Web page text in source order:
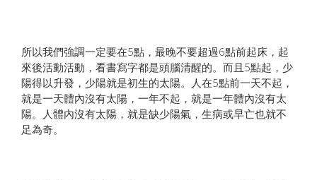
所以我們強調一定要在5點，最晚不要超過6點前起床，起
來後活動活動，看書寫字都是頭腦清醒的。而且5點起，少
陽得以升發，少陽就是初生的太陽。人在5點前一天不起，
就是一天體內沒有太陽，一年不起，就是一年體內沒有太
陽。人體內沒有太陽，就是缺少陽氣，生病或早亡也就不
足為奇。